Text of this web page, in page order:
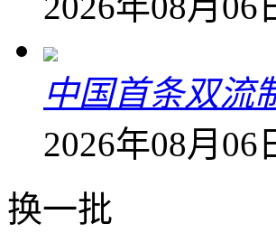
中国首条双流
2026年08月06
换一批